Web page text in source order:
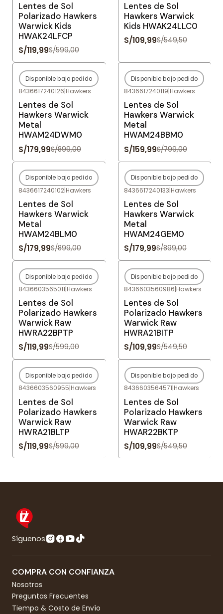
Lentes de Sol
Polarizado Hawkers
Warwick Kids
HWAK24LFCP
S/119,99S/599,00
Lentes de Sol
Hawkers Warwick
Kids HWAK24LLC0
S/109,99S/549,50
-80%OFF
Agotado
Disponible bajo pedido
8436617240126|Hawkers
Lentes de Sol
Hawkers Warwick
Metal
HWAM24DWM0
S/179,99S/899,00
-80%OFF
Agotado
Disponible bajo pedido
8436617240119|Hawkers
Lentes de Sol
Hawkers Warwick
Metal
HWAM24BBM0
S/159,99S/799,00
-80%OFF
Agotado
Disponible bajo pedido
8436617240102|Hawkers
Lentes de Sol
Hawkers Warwick
Metal
HWAM24BLM0
S/179,99S/899,00
-80%OFF
Agotado
Disponible bajo pedido
8436617240133|Hawkers
Lentes de Sol
Hawkers Warwick
Metal
HWAM24GEM0
S/179,99S/899,00
-80%OFF
Agotado
Disponible bajo pedido
8436603565011|Hawkers
Lentes de Sol
Polarizado Hawkers
Warwick Raw
HWRA22BPTP
S/119,99S/599,00
-80%OFF
Agotado
Disponible bajo pedido
8436603560986|Hawkers
Lentes de Sol
Polarizado Hawkers
Warwick Raw
HWRA21BITP
S/109,99S/549,50
-80%OFF
Agotado
Disponible bajo pedido
8436603560955|Hawkers
Lentes de Sol
Polarizado Hawkers
Warwick Raw
HWRA21BLTP
S/119,99S/599,00
-80%OFF
Agotado
Disponible bajo pedido
8436603564571|Hawkers
Lentes de Sol
Polarizado Hawkers
Warwick Raw
HWAR22BKTP
S/109,99S/549,50
Síguenos
COMPRA CON CONFIANZA
Nosotros
Preguntas Frecuentes
Tiempo & Costo de Envío